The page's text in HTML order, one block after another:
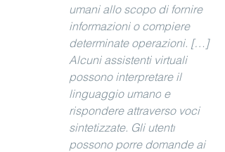
umani allo scopo di fornire
informazioni o compiere
determinate operazioni. […]
Alcuni assistenti virtuali
possono interpretare il
linguaggio umano e
rispondere attraverso voci
sintetizzate. Gli utenti
possono porre domande ai